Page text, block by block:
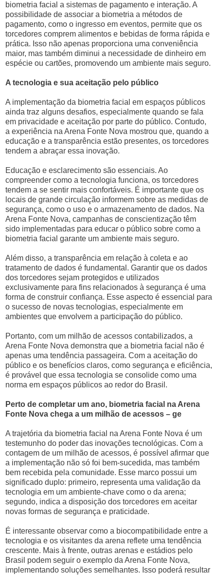
biometria facial a sistemas de pagamento e interação. A
possibilidade de associar a biometria a métodos de
pagamento, como o ingresso em eventos, permite que os
torcedores comprem alimentos e bebidas de forma rápida e
prática. Isso não apenas proporciona uma conveniência
maior, mas também diminui a necessidade de dinheiro em
espécie ou cartões, promovendo um ambiente mais seguro.
A tecnologia e sua aceitação pelo público
A implementação da biometria facial em espaços públicos
ainda traz alguns desafios, especialmente quando se fala
em privacidade e aceitação por parte do público. Contudo,
a experiência na Arena Fonte Nova mostrou que, quando a
educação e a transparência estão presentes, os torcedores
tendem a abraçar essa inovação.
Educação e esclarecimento são essenciais. Ao
compreender como a tecnologia funciona, os torcedores
tendem a se sentir mais confortáveis. É importante que os
locais de grande circulação informem sobre as medidas de
segurança, como o uso e o armazenamento de dados. Na
Arena Fonte Nova, campanhas de conscientização têm
sido implementadas para educar o público sobre como a
biometria facial garante um ambiente mais seguro.
Além disso, a transparência em relação à coleta e ao
tratamento de dados é fundamental. Garantir que os dados
dos torcedores sejam protegidos e utilizados
exclusivamente para fins relacionados à segurança é uma
forma de construir confiança. Esse aspecto é essencial para
o sucesso de novas tecnologias, especialmente em
ambientes que envolvem a participação do público.
Portanto, com um milhão de acessos contabilizados, a
Arena Fonte Nova demonstra que a biometria facial não é
apenas uma tendência passageira. Com a aceitação do
público e os benefícios claros, como segurança e eficiência,
é provável que essa tecnologia se consolide como uma
norma em espaços públicos ao redor do Brasil.
Perto de completar um ano, biometria facial na Arena
Fonte Nova chega a um milhão de acessos – ge
A trajetória da biometria facial na Arena Fonte Nova é um
testemunho do poder das inovações tecnológicas. Com a
contagem de um milhão de acessos, é possível afirmar que
a implementação não só foi bem-sucedida, mas também
bem recebida pela comunidade. Esse marco possui um
significado duplo: primeiro, representa uma validação da
tecnologia em um ambiente-chave como o da arena;
segundo, indica a disposição dos torcedores em aceitar
novas formas de segurança e praticidade.
É interessante observar como a biocompatibilidade entre a
tecnologia e os visitantes da arena reflete uma tendência
crescente. Mais à frente, outras arenas e estádios pelo
Brasil podem seguir o exemplo da Arena Fonte Nova,
implementando soluções semelhantes. Isso poderá resultar